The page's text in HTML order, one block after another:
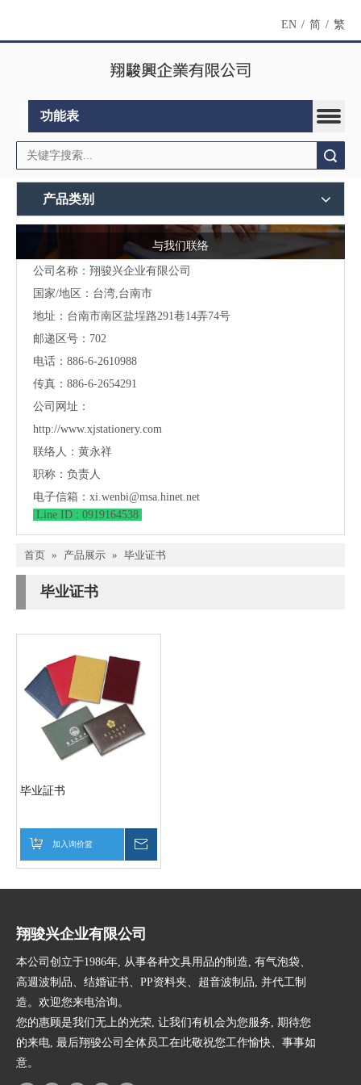
EN / 简 / 繁
功能表
产品类别
与我们联络
公司名称：翔骏兴企业有限公司
国家/地区：台湾,台南市
地址： 台南市南区盐埕路291巷14弄74号
邮递区号：702
电话：886-6-2610988
传真：886-6-2654291
公司网址：
http://www.xjstationery.com
联络人：黄永祥
职称：负责人
电子信箱： xi.wenbi@msa.hinet.net
Line ID : 0919164538
首页 » 产品展示 » 毕业证书
毕业证书
毕业証书
加入询价篮
翔骏兴企业有限公司
本公司创立于1986年, 从事各种文具用品的制造, 有气泡袋、
高週波制品、结婚证书、PP资料夹、超音波制品, 并代工制
造。欢迎您来电洽询。
您的惠顾是我们无上的光荣, 让我们有机会为您服务, 期待您
的来电, 最后翔骏公司全体员工在此敬祝您工作愉快、事事如
意。